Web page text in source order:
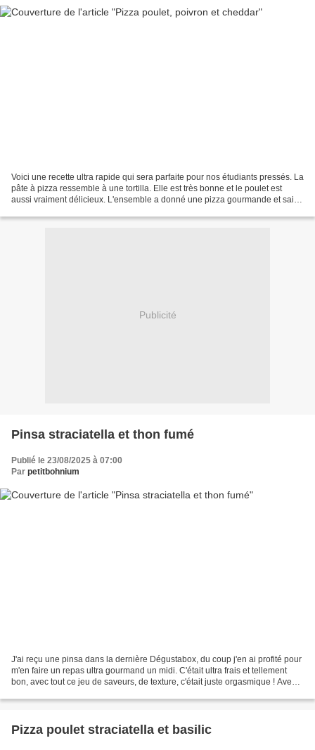
Voici une recette ultra rapide qui sera parfaite pour nos étudiants pressés. La
pâte à pizza ressemble à une tortilla. Elle est très bonne et le poulet est
aussi vraiment délicieux. L'ensemble a donné une pizza gourmande et saine
Publicité
Pinsa straciatella et thon fumé
Publié le 23/08/2025 à 07:00
Par petitbohnium
J'ai reçu une pinsa dans la dernière Dégustabox, du coup j'en ai profité pour
m'en faire un repas ultra gourmand un midi. C'était ultra frais et tellement
bon, avec tout ce jeu de saveurs, de texture, c'était juste orgasmique ! Avec
Pizza poulet straciatella et basilic